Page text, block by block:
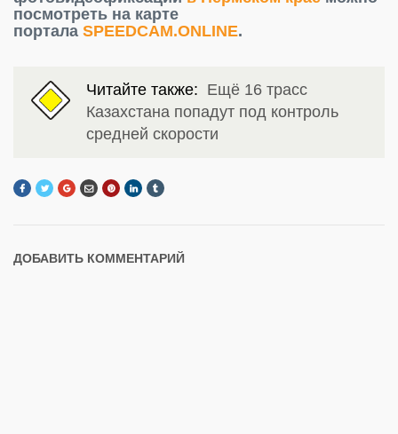
посмотреть на карте
портала SPEEDCAM.ONLINE.
Читайте также: Ещё 16 трасс
Казахстана попадут под контроль
средней скорости
ДОБАВИТЬ КОММЕНТАРИЙ